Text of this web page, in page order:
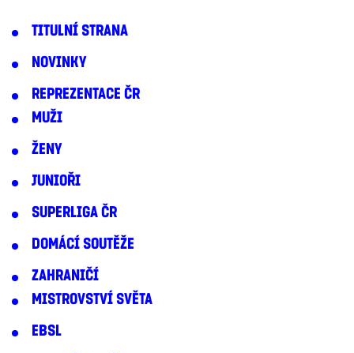
TITULNÍ STRANA
NOVINKY
REPREZENTACE ČR
MUŽI
ŽENY
JUNIOŘI
SUPERLIGA ČR
DOMÁCÍ SOUTĚŽE
ZAHRANIČÍ
MISTROVSTVÍ SVĚTA
EBSL